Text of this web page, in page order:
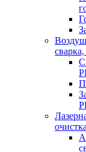
очистка